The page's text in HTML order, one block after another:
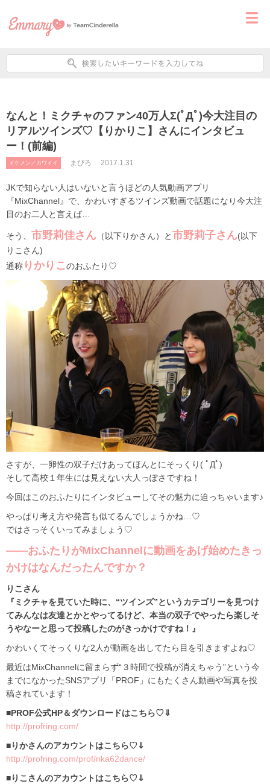
なんと！ミクチャのファン40万人Σ(ﾟДﾟ)今大注目の
リアルツインズ♡【りかりこ】さんにインタビュ
ー！(前編)
イケメン／カワイイ まぴろ 2017.1.31
JKで知らない人はいないと言うほどの人気動画アプリ
『MixChannel』で、かわいすぎるツインズ動画で話題になり今大注
目のお二人と言えば…
そう、 市野莉佳さん （以下りかさん）と市野莉子さん(以下
りこさん)
通称 りかりこのおふたり♡
さすが、一卵性の双子だけあってほんとにそっくり( ﾟДﾟ)
そして高校１年生には見えない大人っぽさですね！
今回はこのおふたりにインタビューしてその魅力に迫っちゃいます♪
やっぱり考え方や発言も似てるんでしょうかね…♡
ではさっそくいってみましょう♡
――おふたりがMixChannelに動画をあげ始めたきっ
かけはなんだったんですか？
りこさん
『ミクチャを見ていた時に、“ツインズ”というカテゴリーを見つけ
てみんなは友達とかとやってるけど、本当の双子でやったら楽しそ
うやなーと思って投稿したのがきっかけですね！』
かわいくてそっくりな2人が動画を出してたら目を引きますよね♡
最近はMixChannelに留まらず“３時間で投稿が消えちゃう”という今
までになかったSNSアプリ「PROF」にもたくさん動画や写真を投
稿されています！
■PROF公式HP＆ダウンロードはこちら♡⇓
http://profring.com/
■りかさんのアカウントはこちら♡⇓
http://profring.com/prof/rika62dance/
■りこさんのアカウントはこちら♡⇓